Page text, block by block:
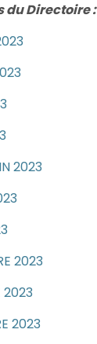
du Directoire :
2023
2023
2023
2023